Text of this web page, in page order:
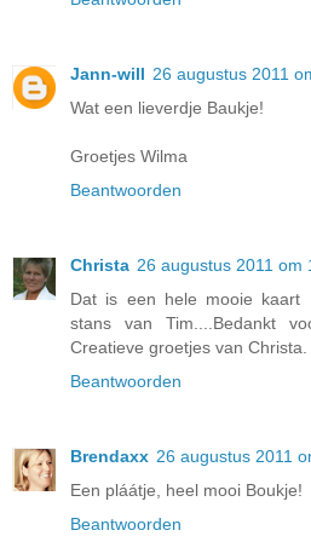
Jann-will 26 augustus 2011
Wat een lieverdje Baukje!
Groetjes Wilma
Beantwoorden
Christa 26 augustus 2011 om
Dat is een hele mooie kaart
stans van Tim....Bedankt
Creatieve groetjes van Christa.
Beantwoorden
Brendaxx 26 augustus 2011
Een pláátje, heel mooi Boukje!
Beantwoorden